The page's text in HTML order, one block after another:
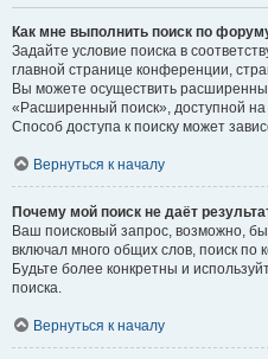
Как мне выполнить поиск по
Задайте условие поиска в
главной странице конференции,
Вы можете осуществить
«Расширенный поиск», доступной
Способ доступа к поиску может
Вернуться к началу
Почему мой поиск не даёт
Ваш поисковый запрос, возможно,
включал много общих слов, поиск по
Будьте более конкретны и
поиска.
Вернуться к началу